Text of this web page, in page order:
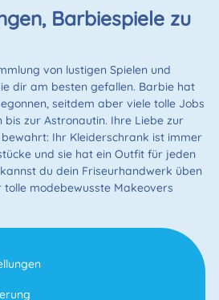
Barbiespiele zu
von lustigen Spielen und
dir am besten gefallen. Barbie hat
seitdem aber viele tolle Jobs
zur Astronautin. Ihre Liebe zur
Ihr Kleiderschrank ist immer
und sie hat ein Outfit für jeden
du dein Friseurhandwerk üben
modebewusste Makeovers